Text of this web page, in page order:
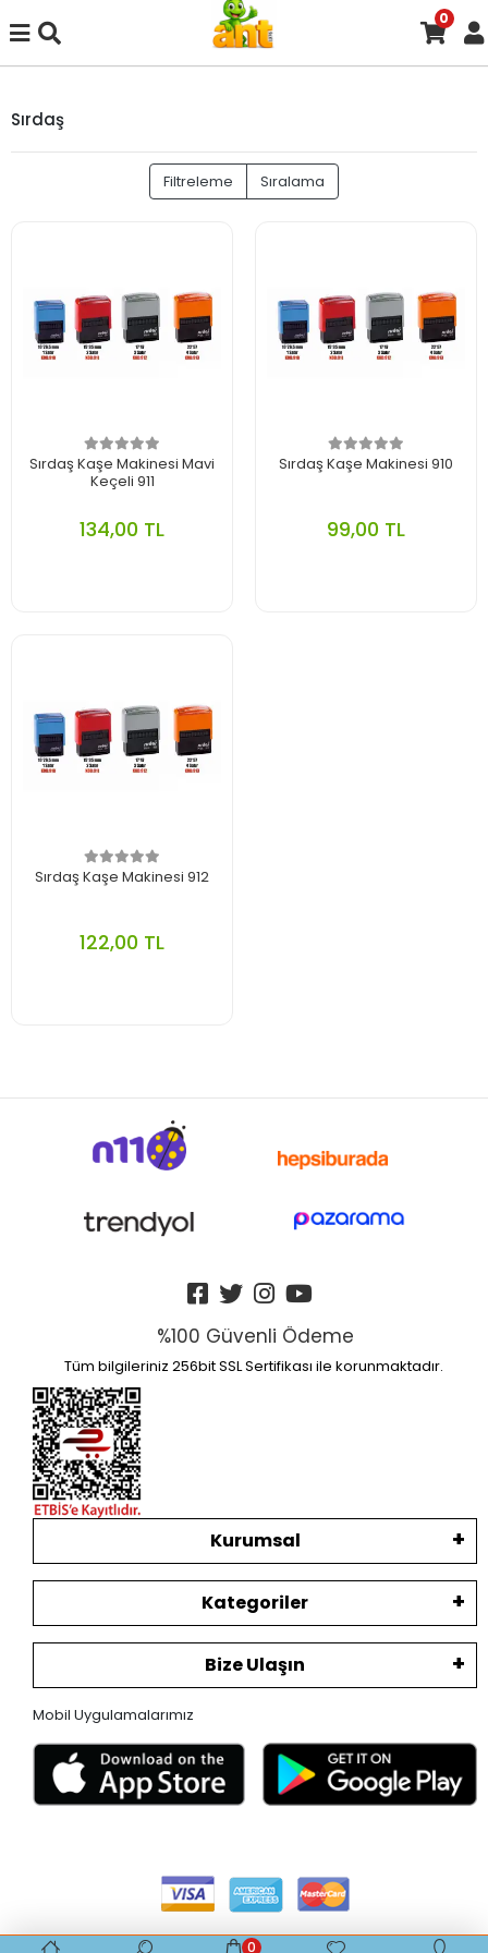
0
Sırdaş
Filtreleme Sıralama
Sırdaş Kaşe Makinesi Mavi
Keçeli 911
134,00 TL
Sırdaş Kaşe Makinesi 910
99,00 TL
Sırdaş Kaşe Makinesi 912
122,00 TL
%100 Güvenli Ödeme
Tüm bilgileriniz 256bit SSL Sertifikası ile korunmaktadır.
Kurumsal
Kategoriler
Bize Ulaşın
Mobil Uygulamalarımız
0